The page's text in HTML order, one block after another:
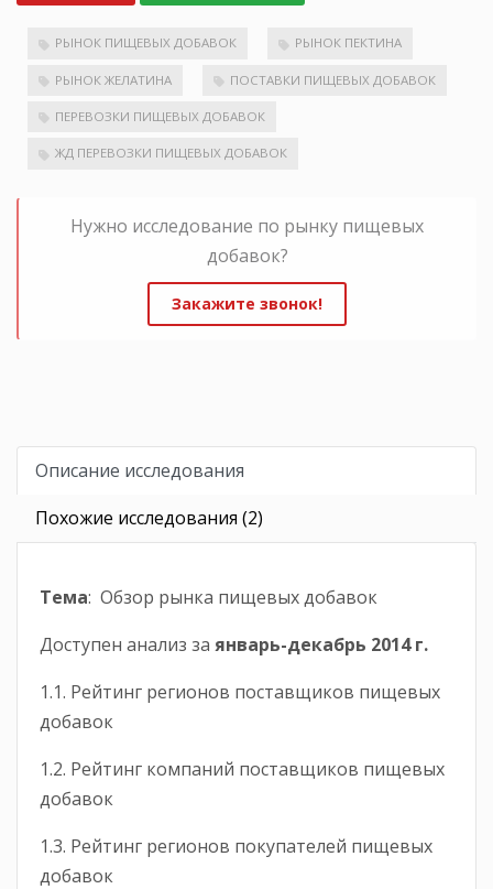
РЫНОК ПИЩЕВЫХ ДОБАВОК РЫНОК ПЕКТИНА
РЫНОК ЖЕЛАТИНА ПОСТАВКИ ПИЩЕВЫХ ДОБАВОК
ПЕРЕВОЗКИ ПИЩЕВЫХ ДОБАВОК
ЖД ПЕРЕВОЗКИ ПИЩЕВЫХ ДОБАВОК
Нужно исследование по рынку пищевых
добавок?
Закажите звонок!
Описание исследования
Похожие исследования (2)
Тема: Обзор рынка пищевых добавок
Доступен анализ за январь-декабрь 2014 г.
1.1. Рейтинг регионов поставщиков пищевых
добавок
1.2. Рейтинг компаний поставщиков пищевых
добавок
1.3. Рейтинг регионов покупателей пищевых
добавок